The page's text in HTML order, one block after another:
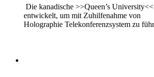
Die kanadische >>Queen’s
entwickelt, um mit Zuhilfenahme von
Holographie Telekonferenzsystem zu